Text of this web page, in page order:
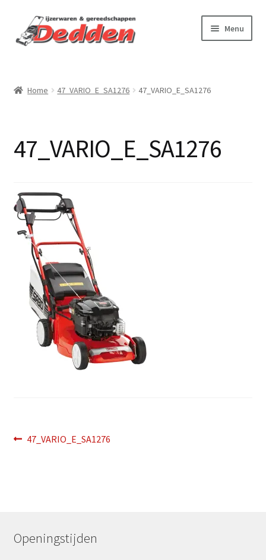
door
naar
Menu
Virtuele tour
Betalen & verzenden
Over ons
Home 47_VARIO_E_SA1276 47_VARIO_E_SA1276
47_VARIO_E_SA1276
Bericht
Vorig
47_VARIO_E_SA1276
Openingstijden